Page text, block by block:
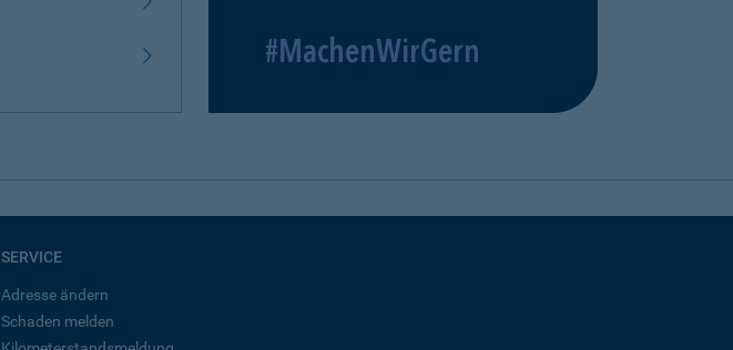
#MachenWirGern
SERVICE
Adresse ändern
Schaden melden